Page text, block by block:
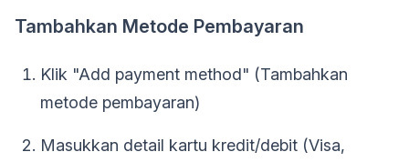
Tambahkan Metode Pembayaran
Klik "Add payment method" (Tambahkan
metode pembayaran)
Masukkan detail kartu kredit/debit (Visa,